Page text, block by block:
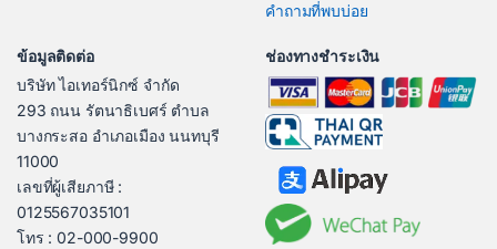
คำถามที่พบบ่อย
ข้อมูลติดต่อ
บริษัท ไอเทอร์นิกซ์ จำกัด
293 ถนน รัตนาธิเบศร์ ตำบล
บางกระสอ อำเภอเมือง นนทบุรี
11000
เลขที่ผู้เสียภาษี :
0125567035101
โทร : 02-000-9900
ช่องทางชำระเงิน